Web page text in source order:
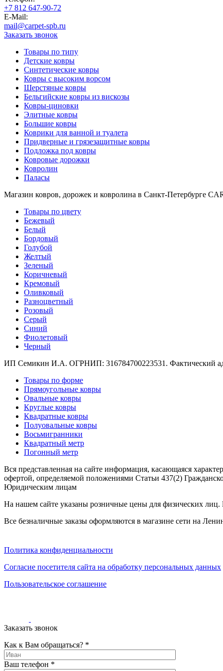
15
₽
до
45
000
₽
от
45
000
₽
до
200
000
₽
По
форме
ковры
Овальные
ковры
ковры
Восьмигранники
Дорожки
Синтетические
ковровые
дорожки
Дорожки
на
резиновой
основе
Ковровые
дорожки
Паласные
дорожки
Кремлевские
дорожки
Ковролин
Ковролин
в
наличии
Как
выбрать
ковер
и
Наши
812
90-
Заказать
звонок
+7 812 647-90-72
E-Mail:
mail@carpet-spb.ru
Заказать звонок
Товары по типу
Детские ковры
Синтетические ковры
Ковры с высоким ворсом
Шерстяные ковры
Бельгийские ковры из вискозы
Ковры-циновки
Элитные ковры
Большие ковры
Коврики для ванной и туалета
Придверные и грязезащитные ковры
Подложка под ковры
Ковровые дорожки
Ковролин
Паласы
Магазин ковров, дорожек и ковролина в Санкт-Петербурге
Товары по цвету
Бежевый
Белый
Бордовый
Голубой
Желтый
Зеленый
Коричневый
Кремовый
Оливковый
Разноцветный
Розовый
Серый
Синий
Фиолетовый
Черный
ИП Семикин И.А. ОГРНИП: 316784700223531. Фактический
Товары по форме
Прямоугольные ковры
Овальные ковры
Круглые ковры
Квадратные ковры
Полуовальные ковры
Восьмигранники
Квадратный метр
Погонный метр
Вся представленная на сайте информация, касающаяся
офертой, определяемой положениями Статьи 437(2)
Юридическим лицам
На нашем сайте указаны розничные цены для физических лиц.
Все безналичные заказы оформляются в магазине сети на
Политика конфиденциальности
Согласие посетителя сайта на обработку персональных данных
Пользовательское соглашение
Заказать звонок
Как к Вам обращаться? *
Ваш телефон *